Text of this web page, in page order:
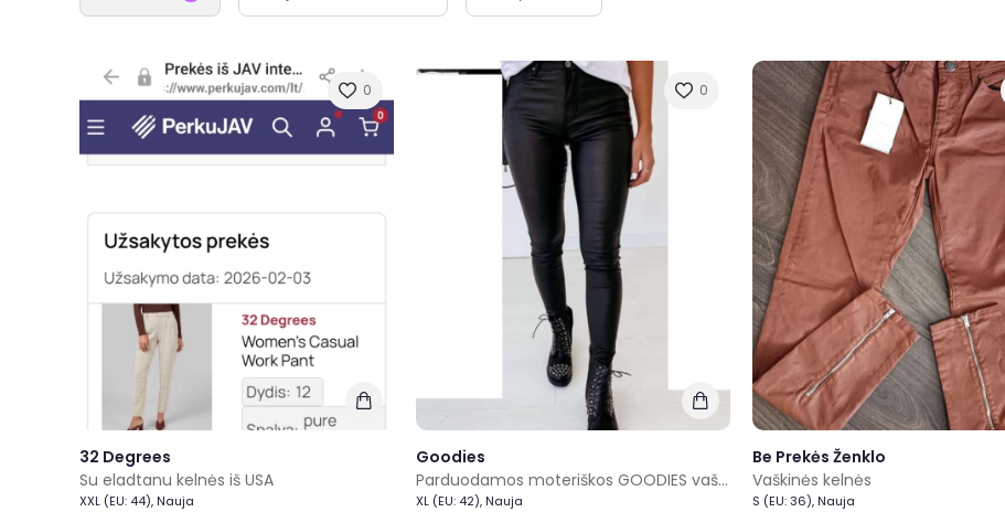
0
32 Degrees
Su eladtanu kelnės iš USA
XXL (EU: 44), Nauja
0
Goodies
Parduodamos moteriškos GOODIES vaškinės kelnės, nuo 36 iki 40 dydžio kaina 12e , nuo 42 iki 48 dydžio kaina 14e. Siunčiam į visus miestus,kita info pm
XL (EU: 42), Nauja
Be Prekės Ženklo
Vaškinės kelnės
S (EU: 36), Nauja